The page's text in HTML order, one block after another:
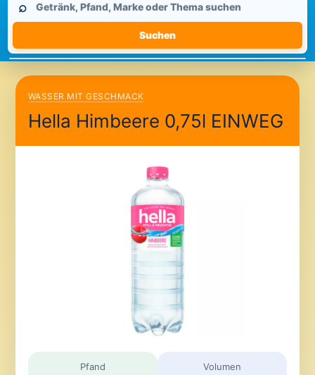
durchsuchen
⌕
Suchen
WASSER MIT GESCHMACK
Hella Himbeere 0,75l EINWEG
Pfand Volumen